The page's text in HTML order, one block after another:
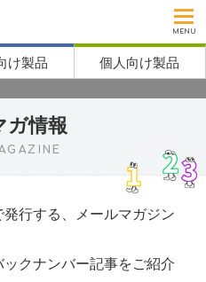
MENU
け製品 個人向け製品
ガ情報
行する、メールマガジン
クナンバー記事をご紹介